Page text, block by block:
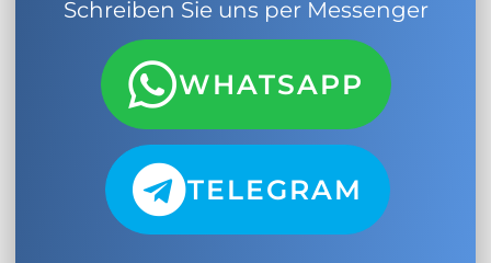
Schreiben Sie uns per Messenger
WHATSAPP
TELEGRAM